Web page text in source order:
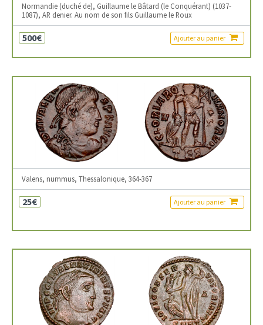
Normandie (duché de), Guillaume le Bâtard (le Conquérant) (1037-
1087), AR denier. Au nom de son fils Guillaume le Roux
500€ Ajouter au panier
Valens, nummus, Thessalonique, 364-367
25€ Ajouter au panier